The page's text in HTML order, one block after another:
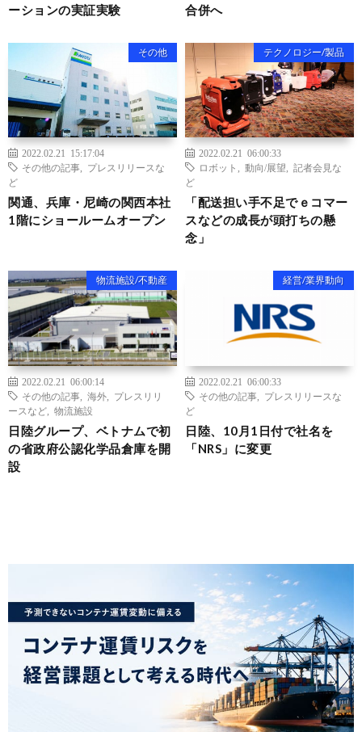
ーションの実証実験
合併へ
その他
2022.02.21 15:17:04
その他の記事
プレスリリースな
ど
関通、兵庫・尼崎の関西本社
1階にショールームオープン
テクノロジー/製品
2022.02.21 06:00:33
ロボット
動向/展望
記者会見な
ど
「配送担い手不足でｅコマー
スなどの成長が頭打ちの懸
念」
物流施設/不動産
2022.02.21 06:00:14
その他の記事
海外
プレスリリ
ースなど
物流施設
日陸グループ、ベトナムで初
の省政府公認化学品倉庫を開
設
経営/業界動向
2022.02.21 06:00:33
その他の記事
プレスリリースな
ど
日陸、10月1日付で社名を
「NRS」に変更